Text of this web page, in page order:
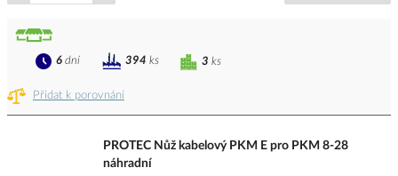
Přidat k porovnání
3 ks
6 dní 394 ks
PROTEC Nůž kabelový PKM E pro PKM 8-28
náhradní